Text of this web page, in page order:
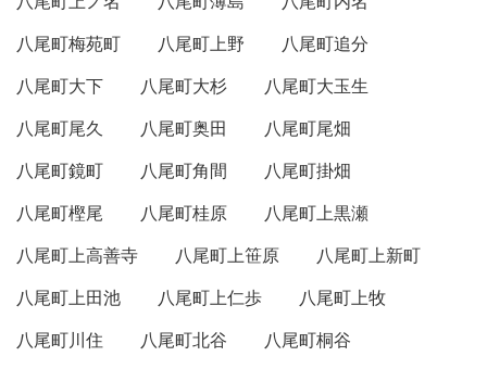
八尾町梅苑町
八尾町上野
八尾町追分
八尾町大下
八尾町大杉
八尾町大玉生
八尾町尾久
八尾町奥田
八尾町尾畑
八尾町鏡町
八尾町角間
八尾町掛畑
八尾町樫尾
八尾町桂原
八尾町上黒瀬
八尾町上高善寺
八尾町上笹原
八尾町上新町
八尾町上田池
八尾町上仁歩
八尾町上牧
八尾町川住
八尾町北谷
八尾町桐谷